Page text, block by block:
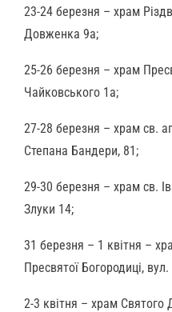
23-24 березня – храм
Довженка 9а;
25-26 березня – храм
Чайковського 1а;
27-28 березня – храм св.
Степана Бандери, 81;
29-30 березня – храм св.
Злуки 14;
31 березня – 1 квітня –
Пресвятої Богородиці,
2-3 квітня – храм Святого